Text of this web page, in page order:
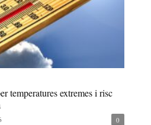
temperatures extremes i risc
0